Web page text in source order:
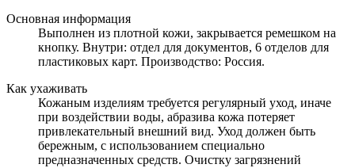
Основная информация
Выполнен из плотной кожи, закрывается ремешком на
кнопку. Внутри: отдел для документов, 6 отделов для
пластиковых карт. Производство: Россия.
Как ухаживать
Кожаным изделиям требуется регулярный уход, иначе
при воздействии воды, абразива кожа потеряет
привлекательный внешний вид. Уход должен быть
бережным, с использованием специально
предназначенных средств. Очистку загрязнений